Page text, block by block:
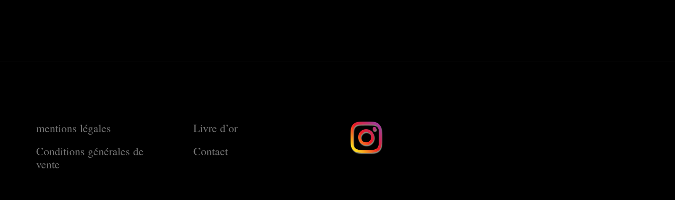
mentions légales
Conditions générales de
vente
Livre d’or
Contact